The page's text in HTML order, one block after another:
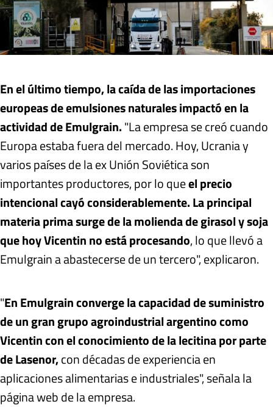
En el último tiempo, la caída de las importaciones
europeas de emulsiones naturales impactó en la
actividad de Emulgrain."La empresa se creó cuando
Europa estaba fuera del mercado. Hoy, Ucrania y
varios países de la ex Unión Soviética son
importantes productores, por lo queel precio
intencional cayó considerablemente. La principal
materia prima surge de la molienda de girasol y soja
que hoy Vicentin no está procesando, lo que llevó a
Emulgrain a abastecerse de un tercero", explicaron.
"En Emulgrain converge la capacidad de suministro
de un gran grupo agroindustrial argentino como
Vicentin con el conocimiento de la lecitina por parte
de Lasenor,con décadas de experiencia en
aplicaciones alimentarias e industriales", señala la
página web de la empresa.